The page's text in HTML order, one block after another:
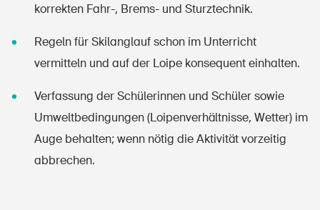
Newsletter abonnieren
korrekten Fahr-, Brems- und Sturztechnik.
Regeln für Skilanglauf schon im Unterricht
vermitteln und auf der Loipe konsequent einhalten.
Verfassung der Schülerinnen und Schüler sowie
Umweltbedingungen (Loipenverhältnisse, Wetter) im
Auge behalten; wenn nötig die Aktivität vorzeitig
abbrechen.